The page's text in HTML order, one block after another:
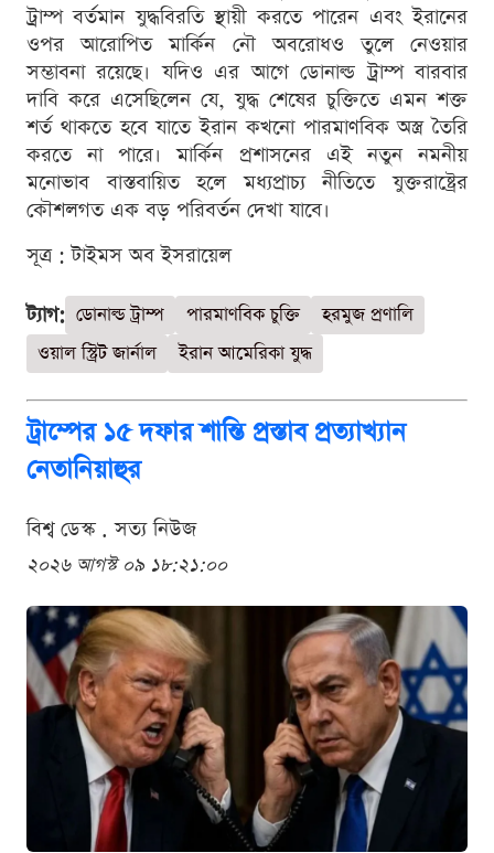
ট্রাম্প বর্তমান যুদ্ধবিরতি স্থায়ী করতে পারেন এবং ইরানের
ওপর আরোপিত মার্কিন নৌ অবরোধও তুলে নেওয়ার
সম্ভাবনা রয়েছে। যদিও এর আগে ডোনাল্ড ট্রাম্প বারবার
দাবি করে এসেছিলেন যে, যুদ্ধ শেষের চুক্তিতে এমন শক্ত
শর্ত থাকতে হবে যাতে ইরান কখনো পারমাণবিক অস্ত্র তৈরি
করতে না পারে। মার্কিন প্রশাসনের এই নতুন নমনীয়
মনোভাব বাস্তবায়িত হলে মধ্যপ্রাচ্য নীতিতে যুক্তরাষ্ট্রের
কৌশলগত এক বড় পরিবর্তন দেখা যাবে।
সূত্র : টাইমস অব ইসরায়েল
ট্যাগ: ডোনাল্ড ট্রাম্প পারমাণবিক চুক্তি
হরমুজ প্রণালি
ওয়াল স্ট্রিট জার্নাল
ইরান আমেরিকা যুদ্ধ
ট্রাম্পের ১৫ দফার শান্তি প্রস্তাব প্রত্যাখ্যান
নেতানিয়াহুর
বিশ্ব ডেস্ক . সত্য নিউজ
২০২৬ আগস্ট ০৯ ১৮:২১:০০